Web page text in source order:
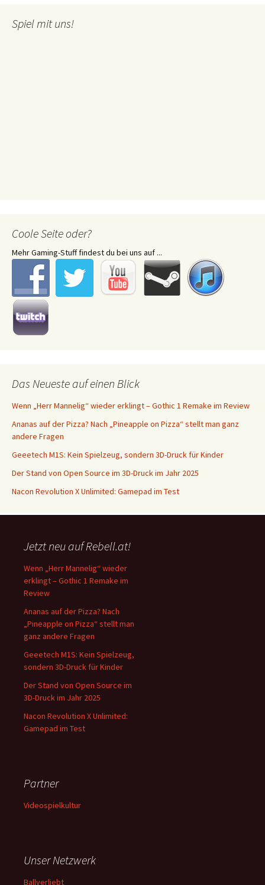
Spiel mit uns!
Coole Seite oder?
Mehr Gaming-Stuff findest du bei uns auf ...
Das Neueste auf einen Blick
Wenn „Herr Mannelig“ wieder erklingt – Gothic 1 Remake im Review
Ananas auf der Pizza? Nach „Pineapple on Pizza“ stellt man ganz
andere Fragen
Geeetech M1S: Kein Spielzeug, sondern 3D-Druck für Kinder
Der Stand von Open Source im 3D-Druck im Jahr 2025
Nacon Revolution X Unlimited: Gamepad im Test
Jetzt neu auf Rebell.at!
Wenn „Herr Mannelig“ wieder
erklingt – Gothic 1 Remake im
Review
Ananas auf der Pizza? Nach
„Pineapple on Pizza“ stellt man
ganz andere Fragen
Geeetech M1S: Kein Spielzeug,
sondern 3D-Druck für Kinder
Der Stand von Open Source im
3D-Druck im Jahr 2025
Nacon Revolution X Unlimited:
Gamepad im Test
Partner
Videospielkultur
Unser Netzwerk
Ballverliebt